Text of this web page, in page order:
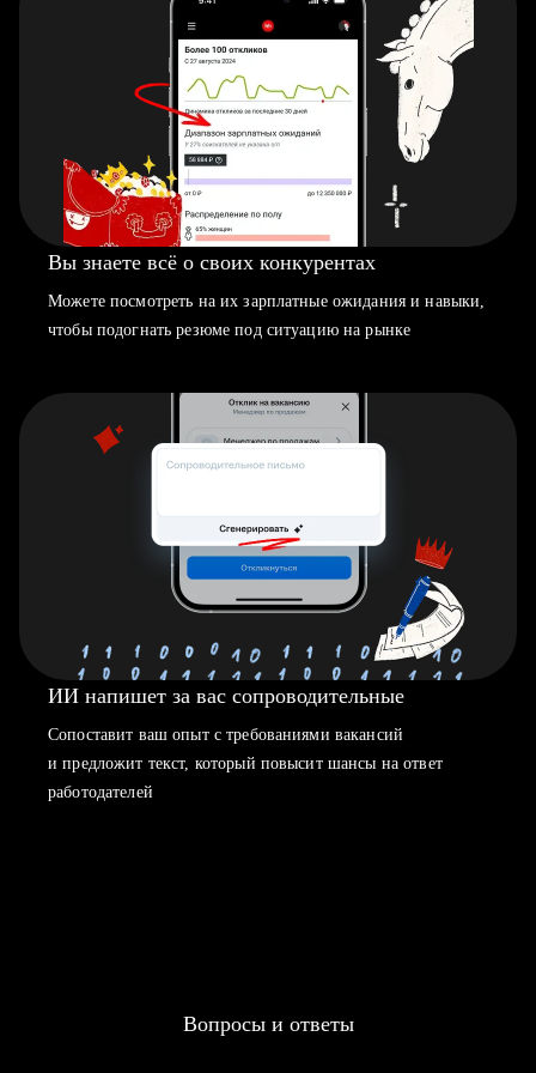
Вы знаете всё о своих конкурентах
Можете посмотреть на их зарплатные ожидания и навыки,
чтобы подогнать резюме под ситуацию на рынке
ИИ напишет за вас сопроводительные
Сопоставит ваш опыт с требованиями вакансий
и предложит текст, который повысит шансы на ответ
работодателей
Вопросы и ответы